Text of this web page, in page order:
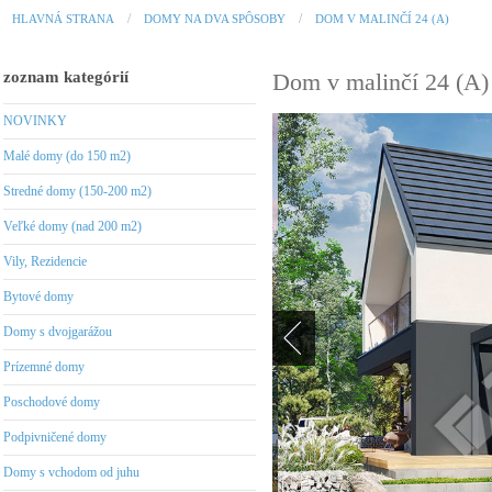
HLAVNÁ STRANA DOMY NA DVA SPÔSOBY DOM V MALINČÍ 24 (A)
zoznam kategórií
NOVINKY
Malé domy (do 150 m2)
Stredné domy (150-200 m2)
Veľké domy (nad 200 m2)
Vily, Rezidencie
Bytové domy
Domy s dvojgarážou
Prízemné domy
Poschodové domy
Podpivničené domy
Domy s vchodom od juhu
Dom v malinčí 24